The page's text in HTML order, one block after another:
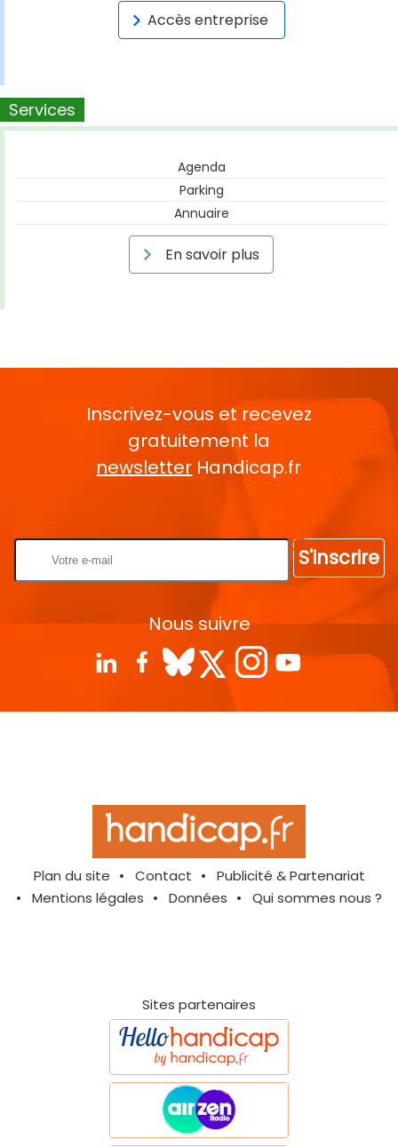
Accès entreprise
Services
Agenda
Parking
Annuaire
En savoir plus
Inscrivez-vous et recevez
gratuitement la
newsletter Handicap.fr
S'inscrire
Nous suivre
Plan du site Contact
Publicité & Partenariat
Mentions légales
Données Qui sommes nous ?
Sites partenaires